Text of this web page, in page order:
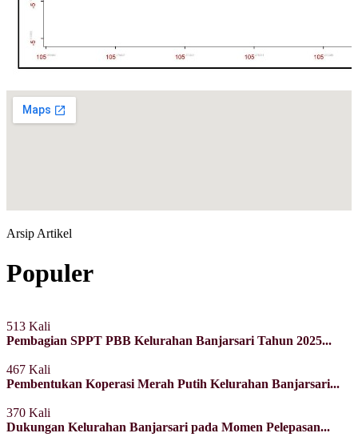
Arsip Artikel
Populer
513 Kali
Pembagian SPPT PBB Kelurahan Banjarsari Tahun 2025...
467 Kali
Pembentukan Koperasi Merah Putih Kelurahan Banjarsari...
370 Kali
Dukungan Kelurahan Banjarsari pada Momen Pelepasan...